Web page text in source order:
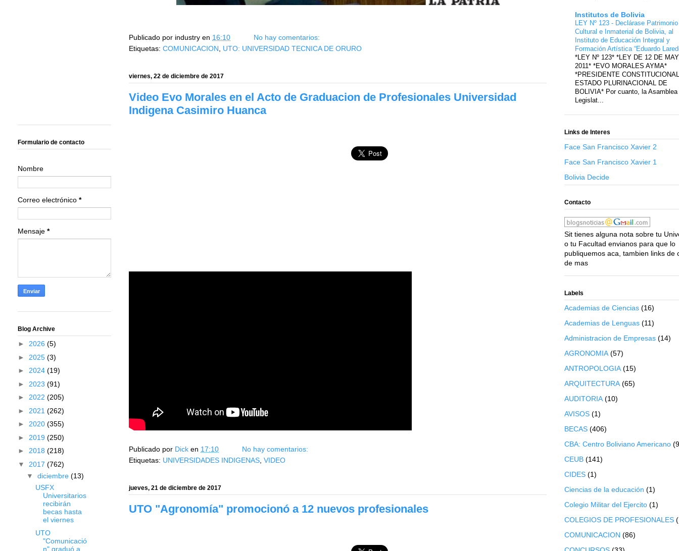
Publicado por industry en 16:10
No hay comentarios:
Etiquetas: COMUNICACION UTO: UNIVERSIDAD TECNICA DE ORURO
viernes, 22 de diciembre de 2017
Video Evo Morales en el Acto de Graduacion de Profesionales Universidad
Indigena Casimiro Huanca
Publicado por Dick en 17:10
No hay comentarios:
Etiquetas: UNIVERSIDADES INDIGENAS VIDEO
jueves, 21 de diciembre de 2017
UTO "Agronomía" promocionó a 12 nuevos profesionales
Formulario de contacto
Nombre
Correo electrónico *
Mensaje *
Blog Archive
► 2026 (5)
► 2025 (3)
► 2024 (19)
► 2023 (91)
► 2022 (205)
► 2021 (262)
► 2020 (355)
► 2019 (250)
► 2018 (218)
▼ 2017 (762)
▼ diciembre (13)
USFX
Universitarios
recibirán
becas hasta
el viernes
UTO
"Comunicació
n" graduó a
Institutos de Bolivia
LEY Nº 123 - Declárase Patrimonio
Cultural e Inmaterial de Bolivia, al
Instituto de Educación Integral y
Formación Artística “Eduardo
*LEY Nº 123* *LEY DE 12 DE
2011* *EVO MORALES AYMA*
*PRESIDENTE
ESTADO PLURINACIONAL DE
BOLIVIA* Por cuanto, la Asamblea
Legislat...
Links de Interes
Face San Francisco Xavier 2
Face San Francisco Xavier 1
Bolivia Decide
Contacto
Sit tienes alguna nota sobre tu
o tu Facultad envianos para que lo
publiquemos aca, tambien links de
de mas
Labels
Academias de Ciencias (16)
Academias de Lenguas (11)
Administracion de Empresas (14)
AGRONOMIA (57)
ANTROPOLOGIA (15)
ARQUITECTURA (65)
AUDITORIA (10)
AVISOS (1)
BECAS (406)
CBA: Centro Boliviano Americano
CEUB (141)
CIDES (1)
Ciencias de la educación (1)
Colegio Militar del Ejercito (1)
COLEGIOS DE PROFESIONALES
COMUNICACION (86)